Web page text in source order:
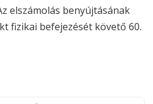
elszámolás benyújtásának
fizikai befejezését követő 60.